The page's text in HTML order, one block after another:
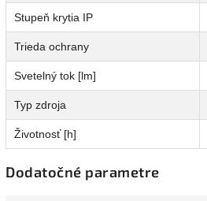
Stupeň krytia IP
Trieda ochrany
Svetelný tok [lm]
Typ zdroja
Životnosť [h]
Dodatočné parametre